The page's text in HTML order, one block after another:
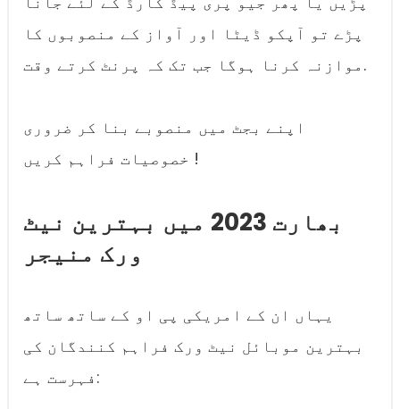
پڑے تو آپکو ڈیٹا اور آواز کے منصوبوں کا
موازنہ کرنا ہوگا جب تک کہ پرنٹ کرتے وقت.
اپنے بجٹ میں منصوبے بنا کر ضروری
خصوصیات فراہم کریں !
بھارت 2023 میں بہترین نیٹ
ورک منیجر
یہاں ان کے امریکی پی او کے ساتھ ساتھ
بہترین موبائل نیٹ ورک فراہم کنندگان کی
فہرست ہے: